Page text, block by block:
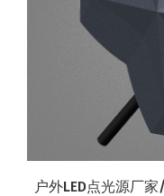
户外LED点光源厂